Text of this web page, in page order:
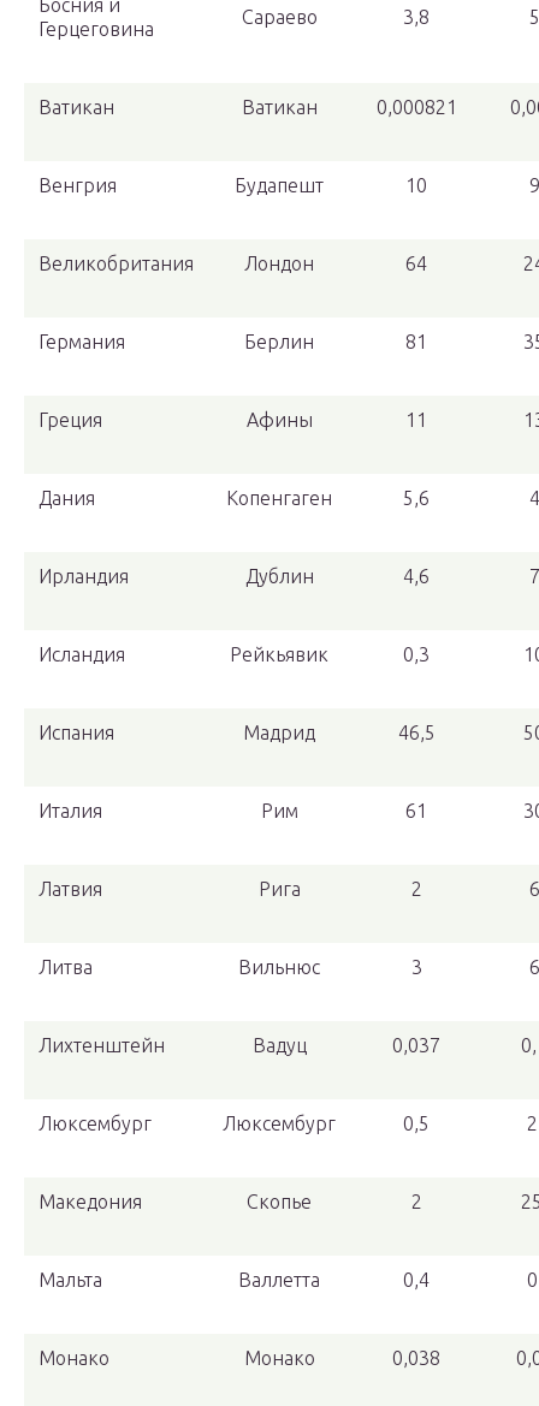
Босния и
Герцеговина
Сараево 3,8
Ватикан Ватикан 0,000821
Венгрия Будапешт 10
Великобритания Лондон 64
Германия Берлин 81
Греция Афины 11
Дания Копенгаген 5,6
Ирландия Дублин 4,6
Исландия Рейкьявик 0,3
Испания Мадрид 46,5
Италия Рим 61
Латвия Рига 2
Литва Вильнюс 3
Лихтенштейн Вадуц 0,037
Люксембург Люксембург 0,5
Македония Скопье 2
Мальта Валлетта 0,4
Монако Монако 0,038